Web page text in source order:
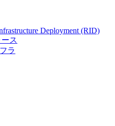
Deployment (RID)
ス
ラ